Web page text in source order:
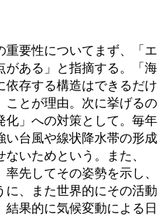
重要性についてまず、「エ
がある」と指摘する。「海
依存する構造はできるだけ
ことが理由。次に挙げるの
化」への対策として。毎年
い台風や線状降水帯の形成
いためという。また、
率先してその姿勢を示し、
に、また世界的にその活動
果的に気候変動による日